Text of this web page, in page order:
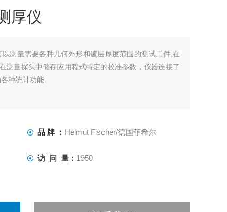
厚仪
测量需要各种几何外形和镀层厚度范围的测试工件,在
测量探头中储存应用程式特定的校准参数，仪器连接了
种统计功能.
品 牌 ： Helmut Fischer/德国菲希尔
访 问 量： 1950